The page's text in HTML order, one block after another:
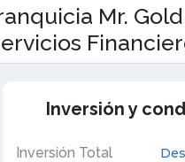
Mr.
Inversión y
Inversión Total